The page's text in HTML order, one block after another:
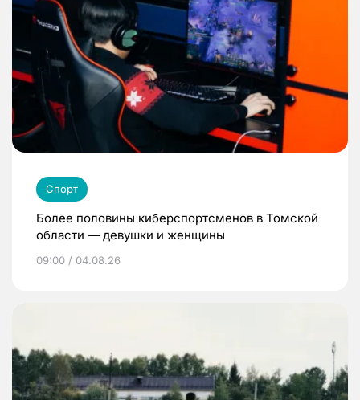
Спорт
Более половины киберспортсменов в Томской
области — девушки и женщины
09:00 / 04.08.26